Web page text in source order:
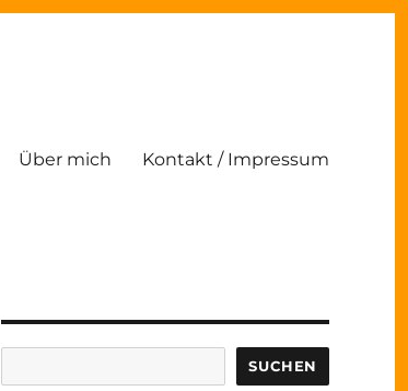
Über mich Kontakt / Impressum
SUCHEN